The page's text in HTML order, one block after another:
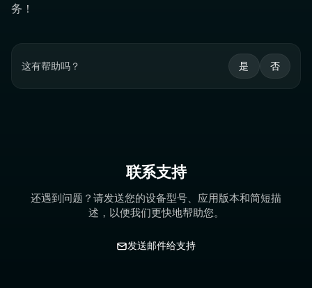
务！
这有帮助吗？ 是 否
联系支持
还遇到问题？请发送您的设备型号、应用版本和简短描
述，以便我们更快地帮助您。
发送邮件给支持